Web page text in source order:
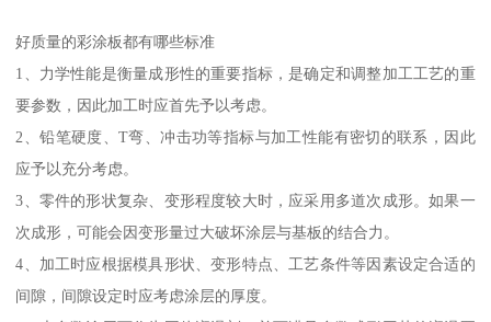
好质量的彩涂板都有哪些标准
1、力学性能是衡量成形性的重要指标，是确定和调整加工工艺的重
要参数，因此加工时应首先予以考虑。
2、铅笔硬度、T弯、冲击功等指标与加工性能有密切的联系，因此
应予以充分考虑。
3、零件的形状复杂、变形程度较大时，应采用多道次成形。如果一
次成形，可能会因变形量过大破坏涂层与基板的结合力。
4、加工时应根据模具形状、变形特点、工艺条件等因素设定合适的
间隙，间隙设定时应考虑涂层的厚度。